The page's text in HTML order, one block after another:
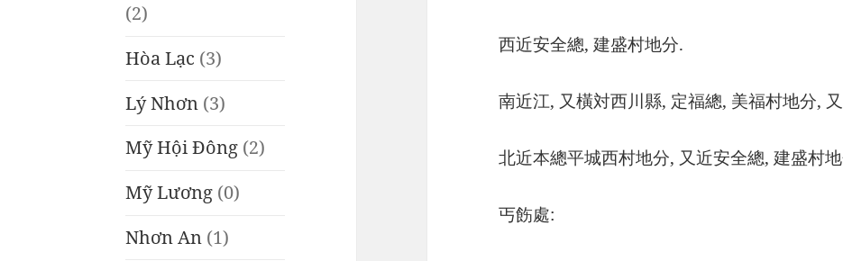
(2)
Hòa Lạc (3)
Lý Nhơn (3)
Mỹ Hội Đông (2)
Mỹ Lương (0)
Nhơn An (1)
西近安全總, 建盛村地分.
南近江, 又橫対西川縣, 定福總, 美福村地分,
北近本總平城西村地分, 又近安全總, 建盛村
丐飭處: